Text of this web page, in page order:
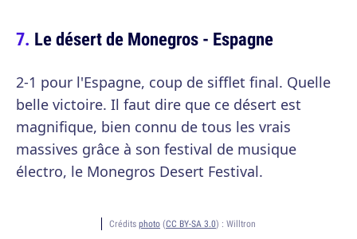
Le désert de Monegros - Espagne
2-1 pour l'Espagne, coup de sifflet final. Quelle
belle victoire. Il faut dire que ce désert est
magnifique, bien connu de tous les vrais
massives grâce à son festival de musique
électro, le Monegros Desert Festival.
Crédits photo (CC BY-SA 3.0) : Willtron